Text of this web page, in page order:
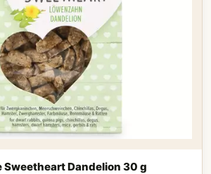
Sweetheart Dandelion 30 g